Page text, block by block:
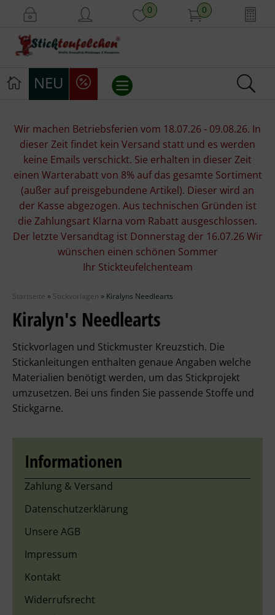
0 0
NEU
Stickpackungen
Stickgarne
Stoffe
Mill Hill Beads
Stricknadeln
Knüpfpackungen
Ausverkauf
Wir machen Betriebsferien vom 18.07.26 - 09.08.26. In
dieser Zeit findet kein Versand statt und es werden
keine Emails verschickt. Sie erhalten in dieser Zeit
einen Warterabatt von 8% auf das gesamte Sortiment
(außer auf preisgebundene Artikel). Dieser wird an
der Kasse abgezogen. Aus technischen Gründen ist
die Zahlungsart Klarna vom Rabatt ausgeschlossen.
Der letzte Versandtag ist Donnerstag der 16.07.26 Wir
wünschen einen schönen Sommer
Ihr Stickteufelchenteam
Startseite » Stickvorlagen » Kiralyns Needlearts
Kiralyn's Needlearts
Stickvorlagen und Stickmuster Kreuzstich. Die
Stickanleitungen enthalten genaue Angaben welche
Materialien benötigt werden, um das Stickprojekt
umzusetzen. Bei uns finden Sie passende Stoffe und
Stickgarne.
Informationen
Zahlung & Versand
Datenschutzerklärung
Unsere AGB
Impressum
Kontakt
Widerrufsrecht